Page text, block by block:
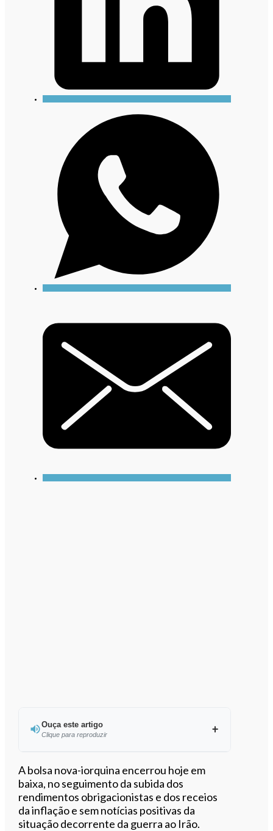
Ouça este artigo
Clique para reproduzir
Ouvir este artigo
A bolsa nova-iorquina encerrou hoje em
baixa, no seguimento da subida dos
rendimentos obrigacionistas e dos receios
da inflação e sem notícias positivas da
situação decorrente da guerra ao Irão.